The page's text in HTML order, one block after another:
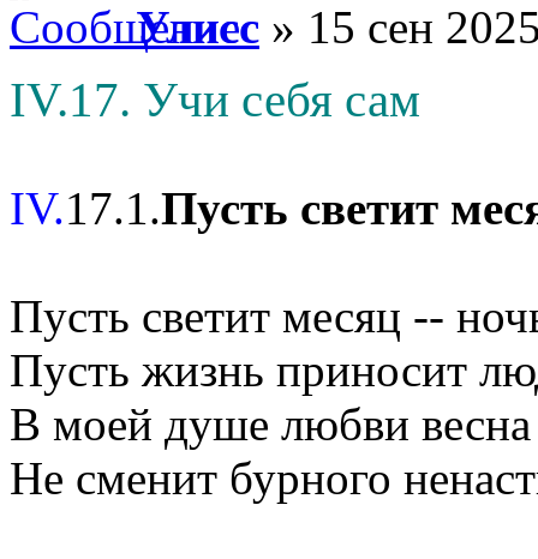
Улисс » 15 сен
IV.17. Учи себя сам
IV.17.1.Пусть светит
Пусть светит месяц --
Пусть жизнь приносит
В моей душе любви весна
Не сменит бурного